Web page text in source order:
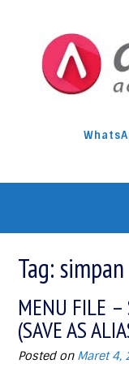
Tag:simpan
MENU FILE –
(SAVE AS
Posted on Maret 4,